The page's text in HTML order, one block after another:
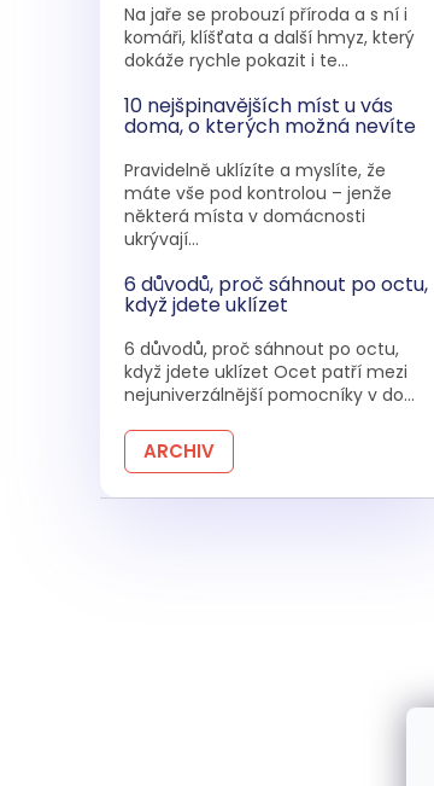
Na jaře se probouzí příroda a s ní i
komáři, klíšťata a další hmyz, který
dokáže rychle pokazit i te...
10 nejšpinavějších míst u vás
doma, o kterých možná nevíte
Pravidelně uklízíte a myslíte, že
máte vše pod kontrolou – jenže
některá místa v domácnosti
ukrývají...
6 důvodů, proč sáhnout po octu,
když jdete uklízet
6 důvodů, proč sáhnout po octu,
když jdete uklízet Ocet patří mezi
nejuniverzálnější pomocníky v do...
ARCHIV